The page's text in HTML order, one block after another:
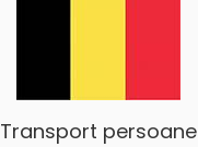
Transport persoane